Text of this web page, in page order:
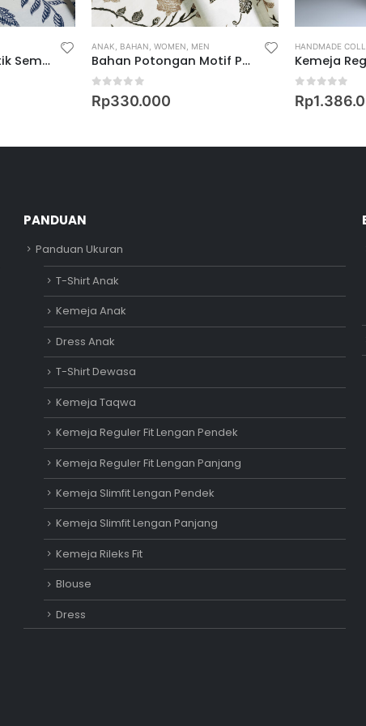
Bahan Kemeja Batik Semi Pola Motif Keris Wilasa Waradana
ANAK BAHAN ,WOMEN MEN
Bahan Potongan Motif Peksi Surgawi
out of 5
Rp330.000
HANDMADE
out of 5
Rp
PANDUAN
Panduan Ukuran
T-Shirt Anak
Kemeja Anak
Dress Anak
T-Shirt Dewasa
Kemeja Taqwa
Kemeja Reguler Fit Lengan Pendek
Kemeja Reguler Fit Lengan Panjang
Kemeja Slimfit Lengan Pendek
Kemeja Slimfit Lengan Panjang
Kemeja Rileks Fit
Blouse
Dress